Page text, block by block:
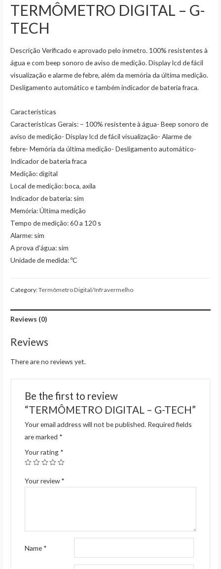
TERMÔMETRO DIGITAL – G-
TECH
Descrição Verificado e aprovado pelo inmetro. 100% resistentes à
água e com beep sonoro de aviso de medição. Display lcd de fácil
visualização e alarme de febre, além da memória da última medição.
Desligamento automático e também indicador de bateria fraca.
Características
Características Gerais: – 100% resistente à água- Beep sonoro de
aviso de medição- Display lcd de fácil visualização- Alarme de
febre- Memória da última medição- Desligamento automático-
Indicador de bateria fraca
Medição: digital
Local de medição: boca, axila
Indicador de bateria: sim
Memória: Última medição
Tempo de medição: 60 a 120 s
Alarme: sim
A prova d’água: sim
Unidade de medida: ºC
Category:Termômetro Digital/Infravermelho
Reviews (0)
Reviews
There are no reviews yet.
Be the first to review
“TERMÔMETRO DIGITAL – G-TECH”
Your email address will not be published. Required fields
are marked *
Your rating *
Your review*
Name *